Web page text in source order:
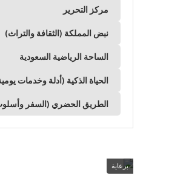
مركز التحرير
نبض المملكة (الثقافة والتراث)
الساحة الرياضية السعودية
الحياة الذكية (أدلة وخدمات
الطريق الحضري (السفر
برعاية